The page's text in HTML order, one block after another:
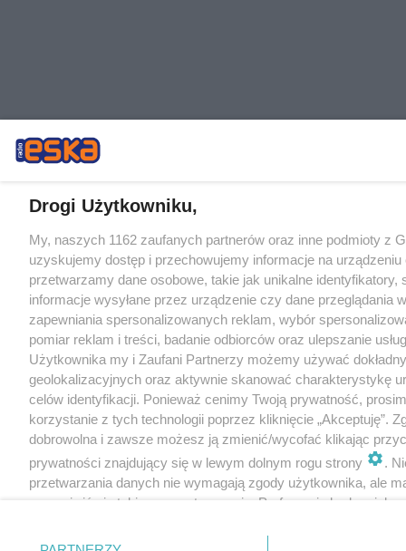
Drogi Użytkowniku,
My, naszych 1162 zaufanych partnerów oraz inne podmioty z
uzyskujemy dostęp i przechowujemy informacje na urządzeniu
przetwarzamy dane osobowe, takie jak unikalne identyfikatory,
informacje wysyłane przez urządzenie czy dane przeglądania
zapewniania spersonalizowanych reklam, wybór
pomiar reklam i treści, badanie odbiorców oraz ulepszanie
Użytkownika my i Zaufani Partnerzy możemy używać
geolokalizacyjnych oraz aktywnie skanować charakterystykę
celów identyfikacji. Ponieważ cenimy Twoją prywatność,
korzystanie z tych technologii poprzez kliknięcie „Akceptuję”.
dobrowolna i zawsze możesz ją zmienić/wycofać klikając
prywatności znajdujący się w lewym dolnym rogu strony
.
przetwarzania danych nie wymagają zgody użytkownika, ale
sprzeciwić się takiemu przetwarzaniu. Preferencje będą miały